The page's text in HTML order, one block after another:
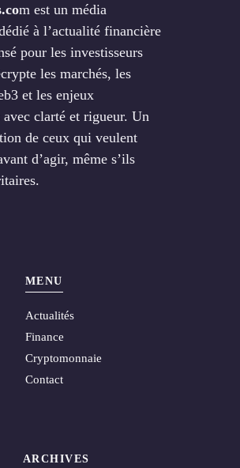
m est un média
à l’actualité financière
pour les investisseurs
les marchés, les
et les enjeux
avec clarté et rigueur. Un
de ceux qui veulent
d’agir, même s’ils
MENU
Actualités
Finance
Cryptomonnaie
Contact
ARCHIVES